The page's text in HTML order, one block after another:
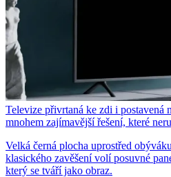
Televize přivrtaná ke zdi i postavená
mnohem zajímavější řešení, které
Velká černá plocha uprostřed
klasického zavěšení volí posuvné
který se tváří jako obraz.